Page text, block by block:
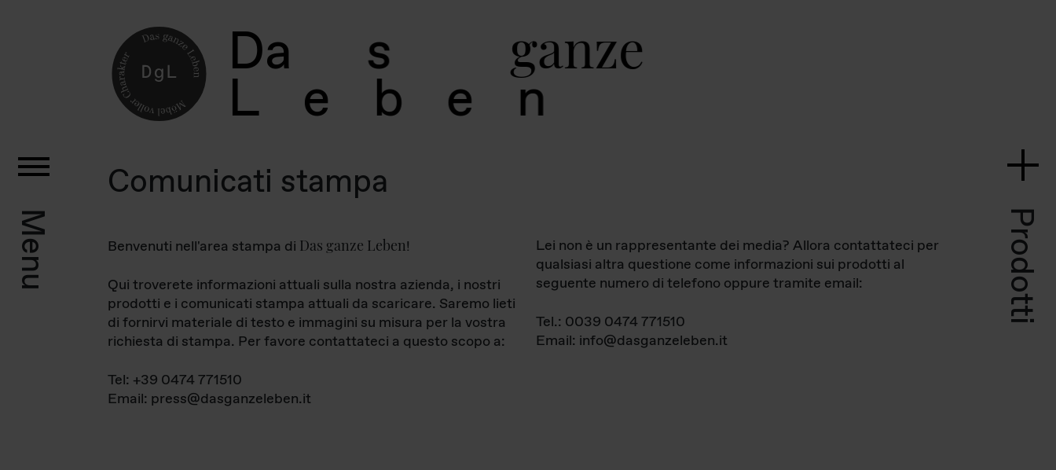
Da s ganz
L e b e
Menu Prodotti
Comunicati stampa
Benvenuti nell'area stampa di Das ganze Leben!
Qui troverete informazioni attuali sulla nostra azienda, i nostri
prodotti e i comunicati stampa attuali da scaricare. Saremo lieti
di fornirvi materiale di testo e immagini su misura per la vostra
richiesta di stampa. Per favore contattateci a questo scopo a:
Tel: +39 0474 771510
Email: press@dasganzeleben.it
Lei non è un rappresentante dei media? Allora contattateci per
qualsiasi altra questione come informazioni sui prodotti al
seguente numero di telefono oppure tramite email:
Tel.: 0039 0474 771510
Email: info@dasganzeleben.it